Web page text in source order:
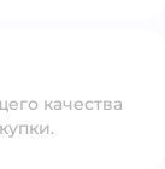
качества